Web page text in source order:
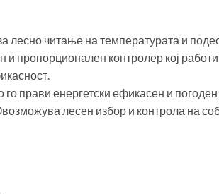
лесно читање на температурата и
и пропорционален контролер кој
го прави енергетски ефикасен и
лесен избор и контрола на